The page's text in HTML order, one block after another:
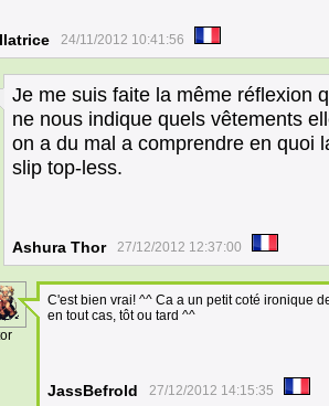
24/11/2012 10:41:56
Je me suis faite la même réflexion
ne nous indique quels vêtements
on a du mal a comprendre en quoi
slip top-less.
Ashura Thor 27/12/2012 12:37:00
C'est bien vrai! ^^ Ca a un petit coté ironique
en tout cas, tôt ou tard ^^
JassBefrold 27/12/2012 14:15:35